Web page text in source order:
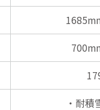
・耐積